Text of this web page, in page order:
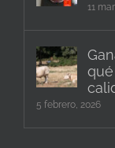
11
5 febrero, 2026